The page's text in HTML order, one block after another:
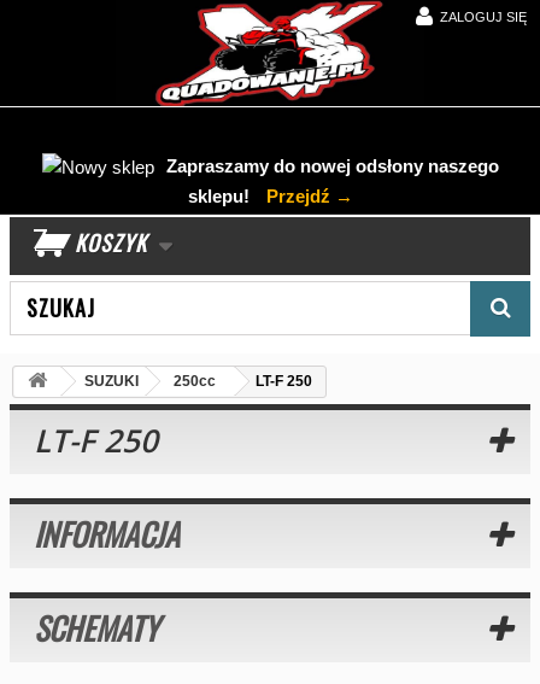
ZALOGUJ SIĘ
Zapraszamy do nowej odsłony naszego
sklepu!
Przejdź →
KOSZYK
SUZUKI 250cc LT-F 250
LT-F 250
INFORMACJA
SCHEMATY